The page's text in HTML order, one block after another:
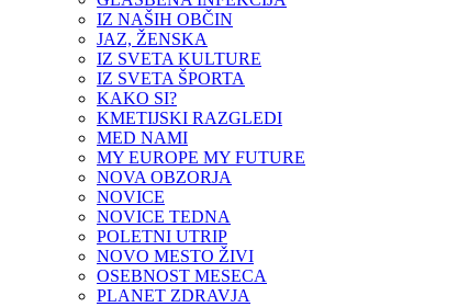
IZ NAŠIH OBČIN
JAZ, ŽENSKA
IZ SVETA KULTURE
IZ SVETA ŠPORTA
KAKO SI?
KMETIJSKI RAZGLEDI
MED NAMI
MY EUROPE MY FUTURE
NOVA OBZORJA
NOVICE
NOVICE TEDNA
POLETNI UTRIP
NOVO MESTO ŽIVI
OSEBNOST MESECA
PLANET ZDRAVJA